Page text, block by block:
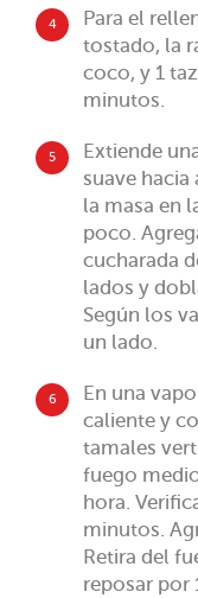
4
Para el
tostado, la
coco, y 1
minutos.
5
Extiende
suave hacia
la masa en
poco.
cucharada
lados y
Según los
un lado.
6
En una
caliente y
tamales
fuego
hora.
minutos.
Retira del
reposar por